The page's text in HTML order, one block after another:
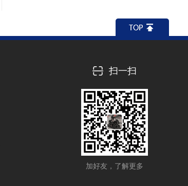
扫一扫
加好友，了解更多